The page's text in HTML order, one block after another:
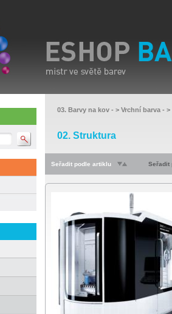
03. Barvy na kov - > Vrchní barva - >
02. Struktura
Seřadit podle artiklu Seřadit